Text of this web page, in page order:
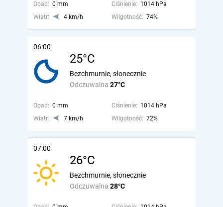
Opad: 0 mm Ciśnienie: 1014 hPa
Wiatr:
4 km/h Wilgotność: 74%
06:00
25°C
Odczuwalna 27°C
Bezchmurnie, słonecznie
Opad: 0 mm Ciśnienie: 1014 hPa
Wiatr:
7 km/h Wilgotność: 72%
07:00
26°C
Odczuwalna 28°C
Bezchmurnie, słonecznie